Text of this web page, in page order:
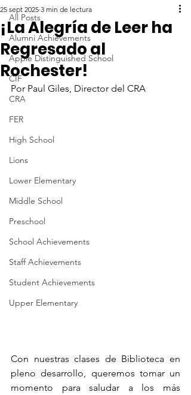
All Posts
Alumni Achievements
Apple Distinguished School
CIF
CRA
FER
High School
Lions
Lower Elementary
Middle School
Preschool
School Achievements
Staff Achievements
Student Achievements
Upper Elementary
¡La Alegría de Leer ha
Regresado al
Rochester!
25 sept 2025 3 min de lectura
Por Paul Giles, Director del CRA
Con nuestras clases de Biblioteca en
pleno desarrollo, queremos tomar un
momento para saludar a los más